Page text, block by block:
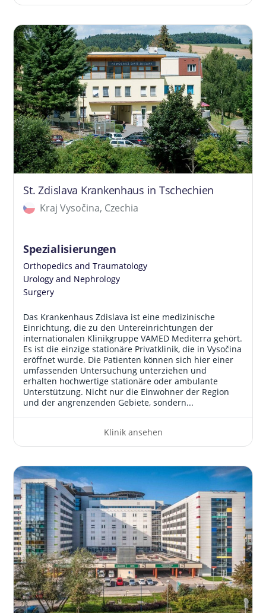
St. Zdislava Krankenhaus in Tschechien
Kraj Vysočina, Czechia
Spezialisierungen
Orthopedics and Traumatology
Urology and Nephrology
Surgery
Das Krankenhaus Zdislava ist eine medizinische
Einrichtung, die zu den Untereinrichtungen der
internationalen Klinikgruppe VAMED Mediterra gehört.
Es ist die einzige stationäre Privatklinik, die in Vysočina
eröffnet wurde. Die Patienten können sich hier einer
umfassenden Untersuchung unterziehen und
erhalten hochwertige stationäre oder ambulante
Unterstützung. Nicht nur die Einwohner der Region
und der angrenzenden Gebiete, sondern...
Klinik ansehen